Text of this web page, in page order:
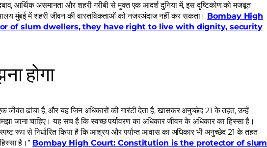
आर्थिक असमानता और शहरी गरीबी से मुक्त एक आदर्श दुनिया में, इस दृष्टिकोण को मजबूत
मुंबई में शहरी जीवन की वास्तविकताओं को नजरअंदाज नहीं कर सकता। Bombay High
of slum dwellers, they have right to live with dignity, security
होगा
जीवंत ढांचा है, और यह जिन अधिकारों की गारंटी देता है, खासकर अनुच्छेद 21 के तहत, उन्हें
जाना चाहिए। यह सच है कि स्वच्छ पर्यावरण का अधिकार जीवन के अधिकार का हिस्सा है।
रूप से निर्धारित किया है कि आश्रय और पर्याप्त आवास का अधिकार भी अनुच्छेद 21 के तहत
है।” Bombay High Court: Constitution is the protector of slum